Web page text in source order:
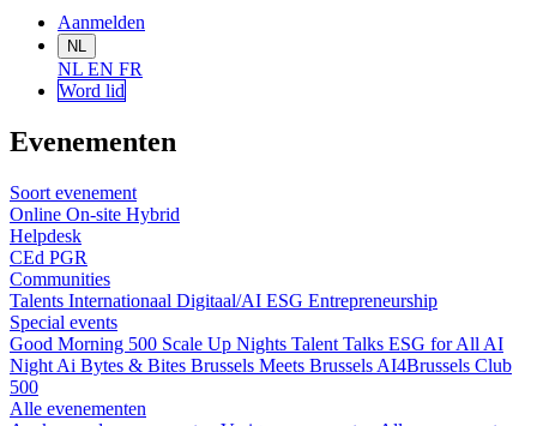
Aanmelden
NL
NL EN FR
Word lid
Evenementen
Soort evenement
Online On-site Hybrid
Helpdesk
CEd PGR
Communities
Talents Internationaal Digitaal/AI ESG Entrepreneurship
Special events
Good Morning 500 Scale Up Nights Talent Talks ESG for All AI
Night Ai Bytes & Bites Brussels Meets Brussels AI4Brussels Club
500
Alle evenementen